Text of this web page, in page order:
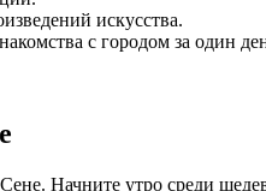
искусства.
с городом за один
Начните утро среди